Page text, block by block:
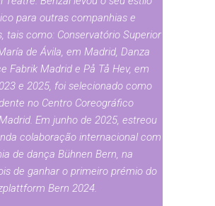
para outras companhias e
tais como: Conservatório Superior
de Ávila, em Madrid, Danza
Fabrik Madrid e På Tå Hev, em
e 2025, foi selecionado como
no Centro Coreográfico
Em junho de 2025, estreou
colaboração internacional com
de dança Bühnen Bern, na
de ganhar o primeiro prémio do
Bern 2024.